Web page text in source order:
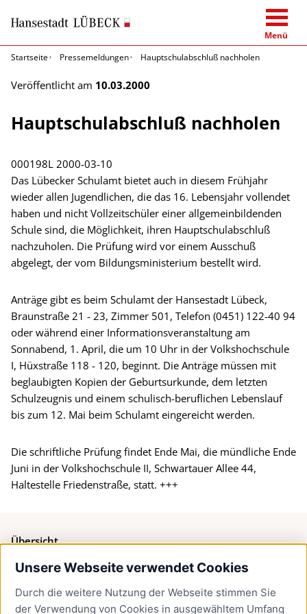
Unsere Webseite verwendet Cookies
Durch die weitere Nutzung der Webseite stimmen Sie
der Verwendung von Cookies in ausgewähltem Umfang
Menü
Startseite
Pressemeldungen Hauptschulabschluß nachholen
Veröffentlicht am 10.03.2000
Hauptschulabschluß nachholen
000198L 2000-03-10
Das Lübecker Schulamt bietet auch in diesem Frühjahr
wieder allen Jugendlichen, die das 16. Lebensjahr vollendet
haben und nicht Vollzeitschüler einer allgemeinbildenden
Schule sind, die Möglichkeit, ihren Hauptschulabschluß
nachzuholen. Die Prüfung wird vor einem Ausschuß
abgelegt, der vom Bildungsministerium bestellt wird.
Anträge gibt es beim Schulamt der Hansestadt Lübeck,
Braunstraße 21 - 23, Zimmer 501, Telefon (0451) 122-40 94
oder während einer Informationsveranstaltung am
Sonnabend, 1. April, die um 10 Uhr in der Volkshochschule
I, Hüxstraße 118 - 120, beginnt. Die Anträge müssen mit
beglaubigten Kopien der Geburtsurkunde, dem letzten
Schulzeugnis und einem schulisch-beruflichen Lebenslauf
bis zum 12. Mai beim Schulamt eingereicht werden.
Die schriftliche Prüfung findet Ende Mai, die mündliche Ende
Juni in der Volkshochschule II, Schwartauer Allee 44,
Haltestelle Friedenstraße, statt. +++
Übersicht
Bürgerservice
Presse